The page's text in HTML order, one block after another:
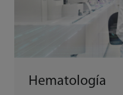
Hematología